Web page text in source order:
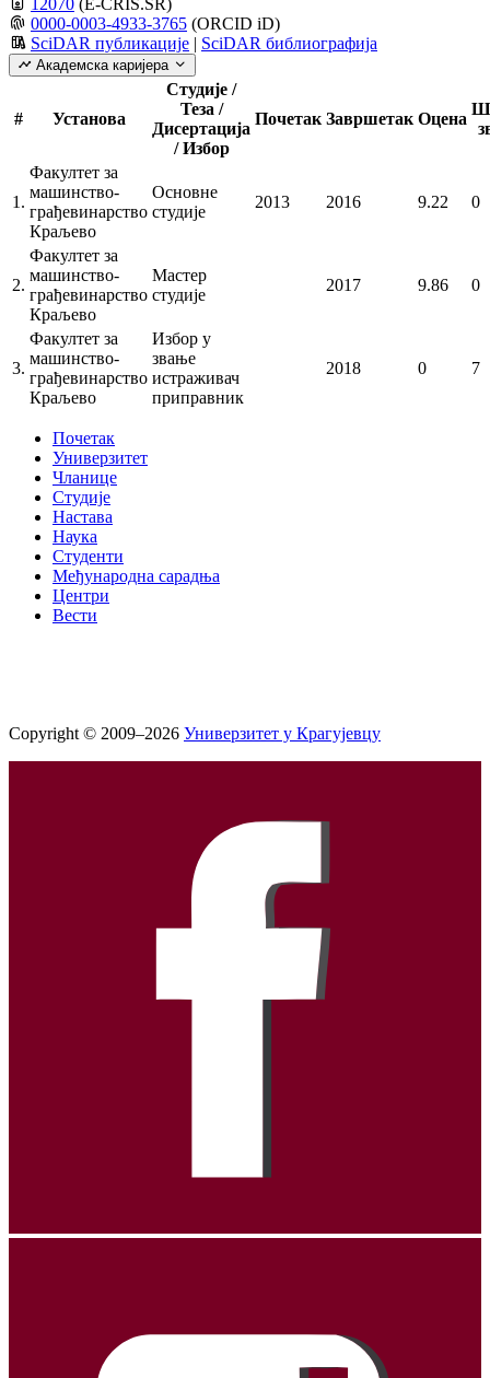
12070 (E-CRIS.SR)
0000-0003-4933-3765 (ORCID iD)
SciDAR публикације | SciDAR библиографија
Академска каријера
# Установа
Студије /
Теза /
Дисертација
/ Избор
Почетак Завршетак Оцена
1.
Факултет за
машинство-
грађевинарство
Краљево
Основне
студије
2013 2016 9.22 0
2.
Факултет за
машинство-
грађевинарство
Краљево
Мастер
студије
2017 9.86 0
3.
Факултет за
машинство-
грађевинарство
Краљево
Избор у
звање
истраживач
приправник
2018 0 7
Почетак
Универзитет
Чланице
Студије
Настава
Наука
Студенти
Међународна сарадња
Центри
Вести
Copyright © 2009–2026 Универзитет у Крагујевцу